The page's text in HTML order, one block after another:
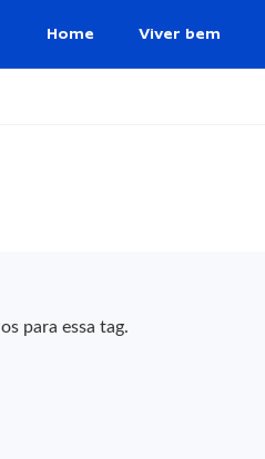
Home Viver bem
para essa tag.